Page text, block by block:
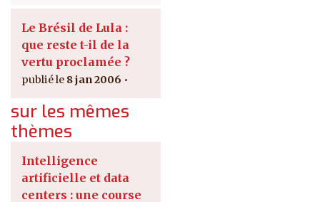
Le Brésil de Lula :
que reste t-il de la
vertu proclamée ?
8 jan 2006
sur les mêmes
thèmes
Intelligence
artificielle et data
centers : une course